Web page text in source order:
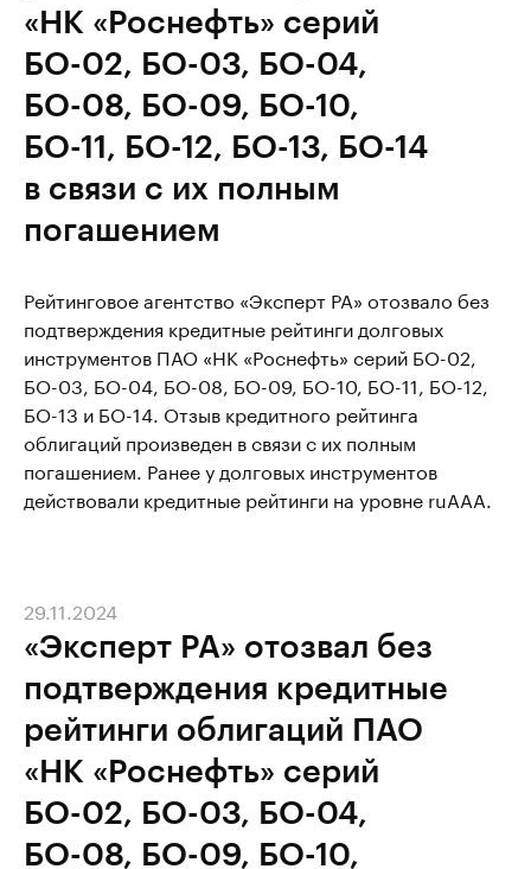
«НК «Роснефть» серий
БО-02, БО-03, БО-04,
БО-08, БО-09, БО-10,
БО-11, БО-12, БО-13, БО-14
в связи с их полным
погашением
Рейтинговое агентство «Эксперт РА» отозвало без
подтверждения кредитные рейтинги долговых
инструментов ПАО «НК «Роснефть» серий БО-02,
БО-03, БО-04, БО-08, БО-09, БО-10, БО-11, БО-12,
БО-13 и БО-14. Отзыв кредитного рейтинга
облигаций произведен в связи с их полным
погашением. Ранее у долговых инструментов
действовали кредитные рейтинги на уровне ruААА.
«Эксперт РА» отозвал без
подтверждения кредитные
рейтинги облигаций ПАО
«НК «Роснефть» серий
БО-02, БО-03, БО-04,
БО-08, БО-09, БО-10,
29.11.2024